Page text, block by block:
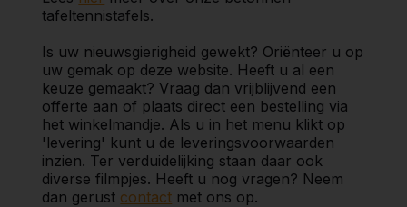
tafeltennistafels.
Is uw nieuwsgierigheid gewekt? Oriënteer u op
uw gemak op deze website. Heeft u al een
keuze gemaakt? Vraag dan vrijblijvend een
offerte aan of plaats direct een bestelling via
het winkelmandje. Als u in het menu klikt op
'levering' kunt u de leveringsvoorwaarden
inzien. Ter verduidelijking staan daar ook
diverse filmpjes. Heeft u nog vragen? Neem
dan gerust contact met ons op.